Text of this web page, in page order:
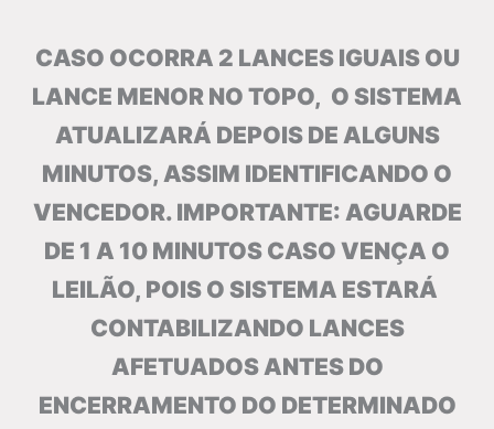
CASO OCORRA 2 LANCES IGUAIS OU
LANCE MENOR NO TOPO, O SISTEMA
ATUALIZARÁ DEPOIS DE ALGUNS
MINUTOS, ASSIM IDENTIFICANDO O
VENCEDOR. IMPORTANTE: AGUARDE
DE 1 A 10 MINUTOS CASO VENÇA O
LEILÃO, POIS O SISTEMA ESTARÁ
CONTABILIZANDO LANCES
AFETUADOS ANTES DO
ENCERRAMENTO DO DETERMINADO